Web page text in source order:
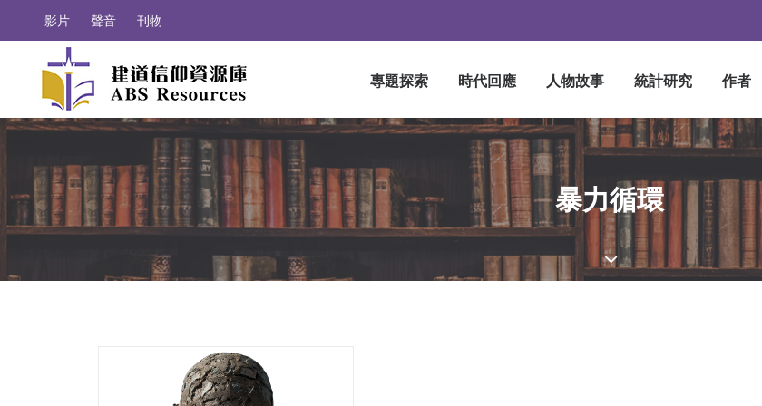
影片 聲音 刊物
專題探索 時代回應 人物故事 統計研究 作者
暴力循環